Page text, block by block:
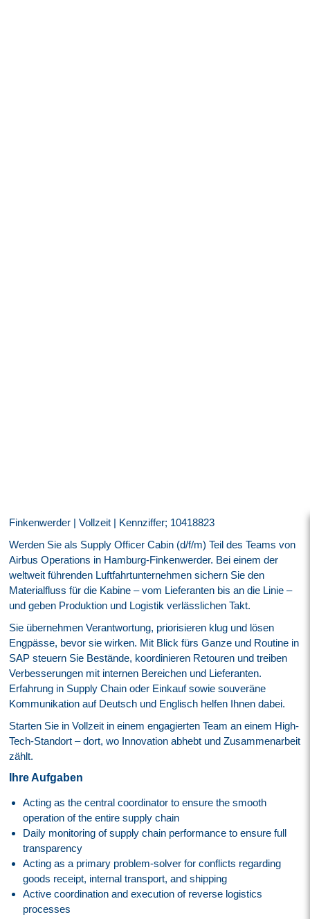
Finkenwerder | Vollzeit | Kennziffer; 10418823
Werden Sie als Supply Officer Cabin (d/f/m) Teil des Teams von
Airbus Operations in Hamburg-Finkenwerder. Bei einem der
weltweit führenden Luftfahrtunternehmen sichern Sie den
Materialfluss für die Kabine – vom Lieferanten bis an die Linie –
und geben Produktion und Logistik verlässlichen Takt.
Sie übernehmen Verantwortung, priorisieren klug und lösen
Engpässe, bevor sie wirken. Mit Blick fürs Ganze und Routine in
SAP steuern Sie Bestände, koordinieren Retouren und treiben
Verbesserungen mit internen Bereichen und Lieferanten.
Erfahrung in Supply Chain oder Einkauf sowie souveräne
Kommunikation auf Deutsch und Englisch helfen Ihnen dabei.
Starten Sie in Vollzeit in einem engagierten Team an einem High-
Tech-Standort – dort, wo Innovation abhebt und Zusammenarbeit
zählt.
Ihre Aufgaben
Acting as the central coordinator to ensure the smooth
operation of the entire supply chain
Daily monitoring of supply chain performance to ensure full
transparency
Acting as a primary problem-solver for conflicts regarding
goods receipt, internal transport, and shipping
Active coordination and execution of reverse logistics
processes